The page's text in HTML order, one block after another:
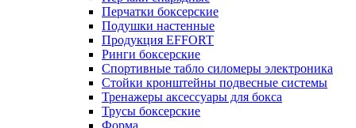
Перчатки боксерские
Подушки настенные
Продукция EFFORT
Ринги боксерские
Спортивные табло силомеры электроника
Стойки кронштейны подвесные системы
Тренажеры аксессуары для бокса
Трусы боксерские
Форма